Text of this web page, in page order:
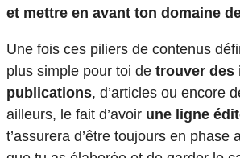
et mettre en avant ton domaine
Une fois ces piliers de contenus
plus simple pour toi de trouver des
publications, d’articles ou encore
ailleurs, le fait d’avoir une ligne
t’assurera d’être toujours en phase